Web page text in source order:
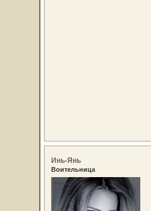
Инь-Янь
Воительница